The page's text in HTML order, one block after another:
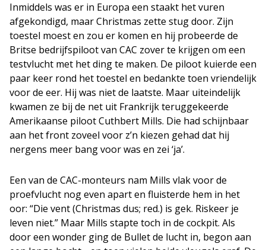
Inmiddels was er in Europa een staakt het vuren
afgekondigd, maar Christmas zette stug door. Zijn
toestel moest en zou er komen en hij probeerde de
Britse bedrijfspiloot van CAC zover te krijgen om een
testvlucht met het ding te maken. De piloot kuierde een
paar keer rond het toestel en bedankte toen vriendelijk
voor de eer. Hij was niet de laatste. Maar uiteindelijk
kwamen ze bij de net uit Frankrijk teruggekeerde
Amerikaanse piloot Cuthbert Mills. Die had schijnbaar
aan het front zoveel voor z’n kiezen gehad dat hij
nergens meer bang voor was en zei ‘ja’.
Een van de CAC-monteurs nam Mills vlak voor de
proefvlucht nog even apart en fluisterde hem in het
oor: “Die vent (Christmas dus; red.) is gek. Riskeer je
leven niet.” Maar Mills stapte toch in de cockpit. Als
door een wonder ging de Bullet de lucht in, begon aan